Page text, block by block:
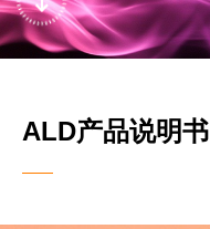
ALD产品说明书